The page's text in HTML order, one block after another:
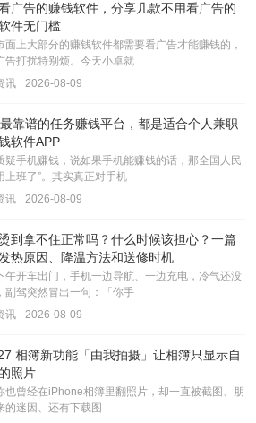
广告的赚钱软件，分享几款不用看广告的
件无门槛
面上大部分的赚钱软件都需要看广告才能赚钱的，
告打扰特别烦。今天小卓就
讯
2026-08-09
靠谱的任务赚钱平台，都是适合个人兼职
软件APP
疑手机赚钱，说如果手机能赚钱的话，那全国人民
上班了”。其实真正对手机
讯
2026-08-09
到拿不住正常吗？什么时候该担心？一篇
热原因、降温方法和送修时机
午开车出门，手机一边导航、一边充电，冷气还没
副驾突然冒出一句：「你手
讯
2026-08-09
相簿新功能「由我拍摄」让相簿只显示自
照片
也曾经在iPhone相簿里翻照片，却一直被截图、朋
的迷因、还有下载图